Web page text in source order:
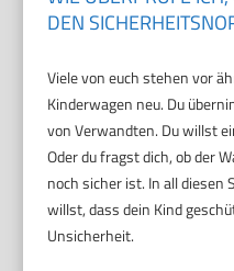
DEN
Viele von euch stehen vor
Kinderwagen neu. Du
von Verwandten. Du willst
Oder du fragst dich, ob der
noch sicher ist. In all diesen
willst, dass dein Kind
Unsicherheit.